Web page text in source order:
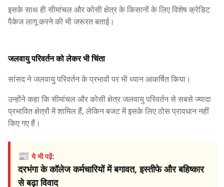
इसके साथ ही सीमांचल और कोसी क्षेत्र के किसानों के लिए विशेष क्रेडिट
पैकेज लागू करने की भी जरूरत बताई।
जलवायु परिवर्तन को लेकर भी चिंता
सांसद ने जलवायु परिवर्तन के प्रभावों पर भी ध्यान आकर्षित किया।
उन्होंने कहा कि सीमांचल और कोसी क्षेत्र जलवायु परिवर्तन से सबसे ज्यादा
प्रभावित क्षेत्रों में शामिल हैं, लेकिन बजट में इसके लिए ठोस प्रावधान नहीं
किए गए हैं।
📰ये भी पढ़ें:
दरभंगा के कॉलेज कर्मचारियों में बगावत, इस्तीफे और बहिष्कार
से बढ़ा विवाद